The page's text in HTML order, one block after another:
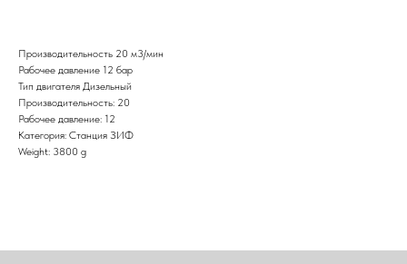
Производительность 20 м3/мин
Рабочее давление 12 бар
Тип двигателя Дизельный
Производительность: 20
Рабочее давление: 12
Категория: Станция ЗИФ
Weight: 3800 g